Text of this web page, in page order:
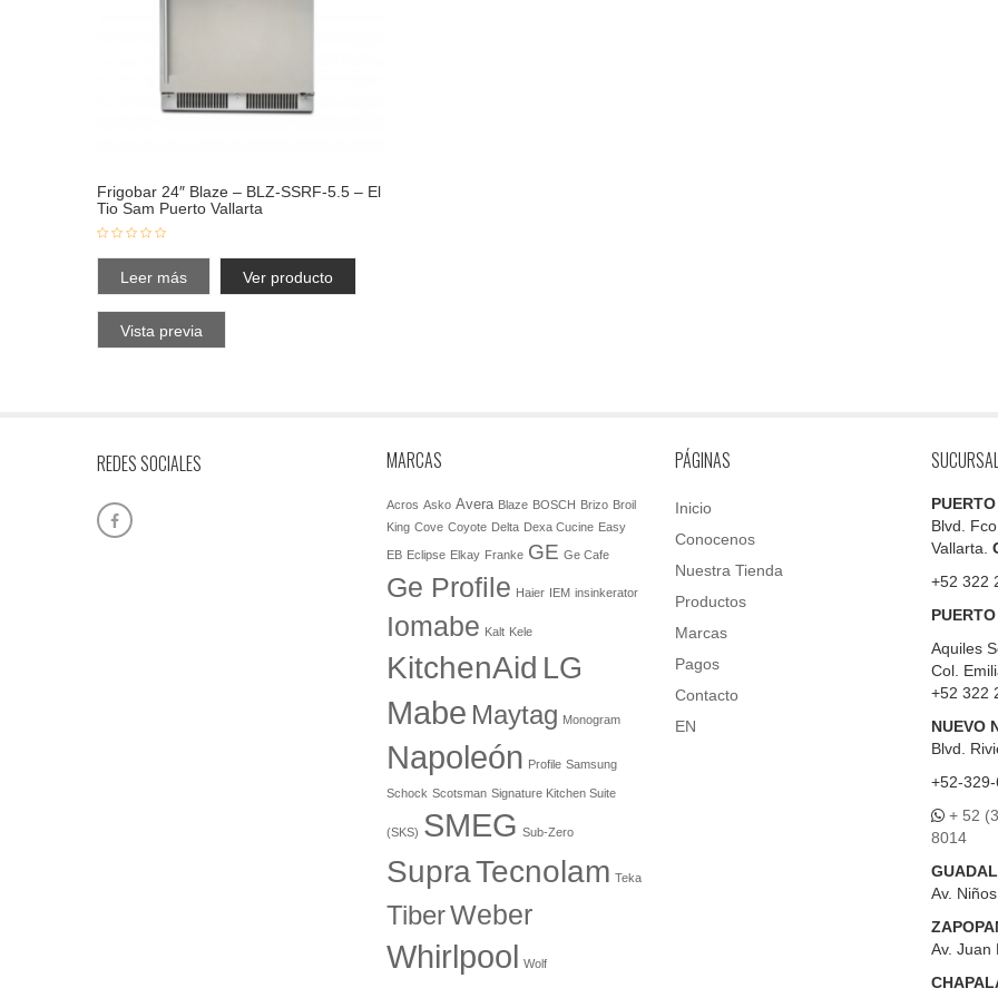
Frigobar 24″ Blaze – BLZ-SSRF-5.5 – El
Tio Sam Puerto Vallarta
Leer más Ver producto
Vista previa
REDES SOCIALES MARCAS
Acros Asko Avera Blaze BOSCH Brizo Broil
King Cove Coyote Delta Dexa Cucine Easy
EB Eclipse Elkay Franke GE Ge Cafe
Ge Profile Haier IEM insinkerator
Iomabe Kalt Kele
KitchenAid LG
Mabe Maytag Monogram
Napoleón Profile Samsung
Schock Scotsman Signature Kitchen Suite
(SKS) SMEG Sub-Zero
SupraTecnolam Teka
TiberWeber
Whirlpool Wolf
PÁGINAS
Inicio
Conocenos
Nuestra Tienda
Productos
Marcas
Pagos
Contacto
EN
Blvd.
Vallarta.
+52 322
Aquiles
Col.
+52 322
NUEVO
Blvd.
+52-
+ 52
8014
Av.
Av. Juan